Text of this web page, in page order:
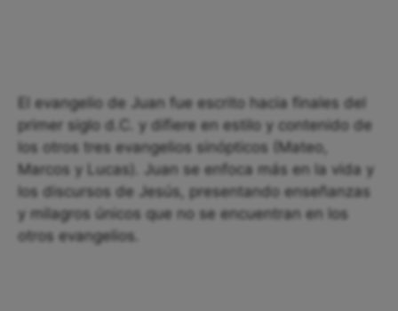
El evangelio de Juan fue escrito hacia finales del
primer siglo d.C. y difiere en estilo y contenido de
los otros tres evangelios sinópticos (Mateo,
Marcos y Lucas). Juan se enfoca más en la vida y
los discursos de Jesús, presentando enseñanzas
y milagros únicos que no se encuentran en los
otros evangelios.